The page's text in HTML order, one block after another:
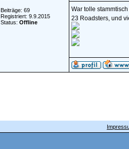
Beiträge: 69
Registriert: 9.9.2015
Status: Offline
War tolle stammtisch
23 Roadsters, und